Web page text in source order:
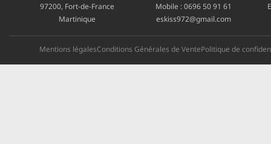
97200, Fort-de-France
Martinique
Mobile :0696 50 91 61
eskiss972@gmail.com
Mentions légalesConditions Générales de VentePolitique de